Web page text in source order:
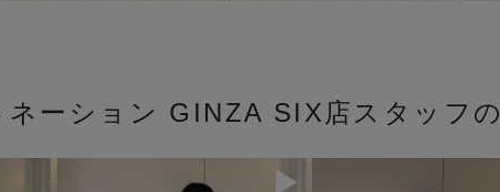
ーション GINZA SIX店スタッフ